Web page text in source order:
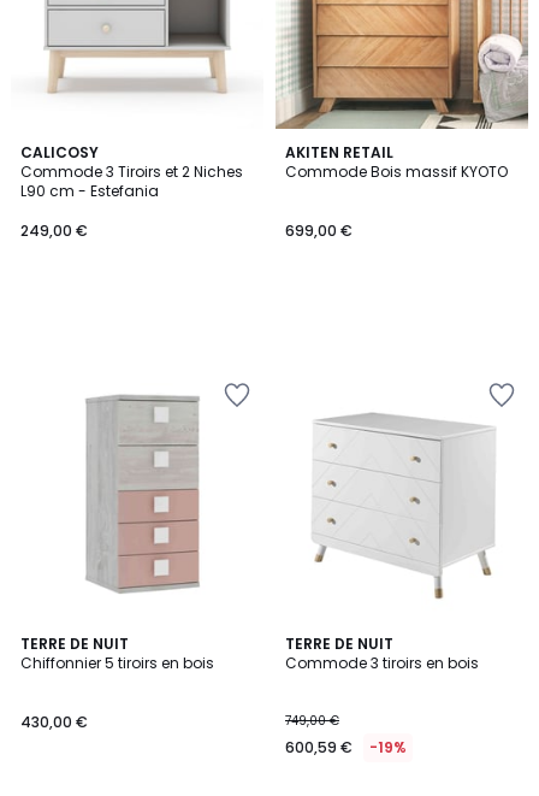
CALICOSY
Commode 3 Tiroirs et 2 Niches
L90 cm - Estefania
249,00 €
AKITEN RETAIL
Commode Bois massif KYOTO
699,00 €
TERRE DE NUIT
Chiffonnier 5 tiroirs en bois
430,00 €
TERRE DE NUIT
Commode 3 tiroirs en bois
749,00 €
600,59 € -19%